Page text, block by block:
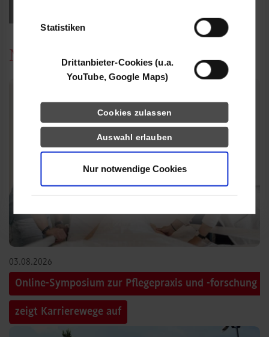
Statistiken
Drittanbieter-Cookies (u.a.
YouTube, Google Maps)
Cookies zulassen
Auswahl erlauben
Nur notwendige Cookies
News
03.08.2026
Online-Symposium zur Pflegepraxis und -forschung
zeigt Karrierewege auf